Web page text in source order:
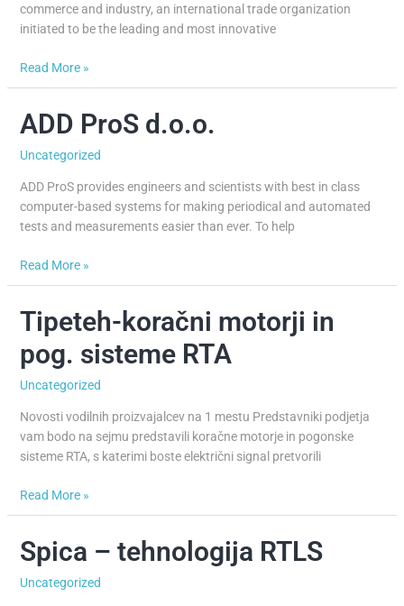
commerce and industry, an international trade organization
initiated to be the leading and most innovative
Nigeria
Read More »
ADD ProS d.o.o.
Uncategorized
ADD ProS provides engineers and scientists with best in class
computer-based systems for making periodical and automated
tests and measurements easier than ever. To help
ADD
ProS
d.o.o.
Read More »
Tipeteh-koračni motorji in
pog. sisteme RTA
Uncategorized
Novosti vodilnih proizvajalcev na 1 mestu Predstavniki podjetja
vam bodo na sejmu predstavili koračne motorje in pogonske
sisteme RTA, s katerimi boste električni signal pretvorili
Tipeteh-
koračni
motorji
pog.
sisteme
RTA
Read More »
Spica – tehnologija RTLS
Uncategorized
Spica
–
tehnologija